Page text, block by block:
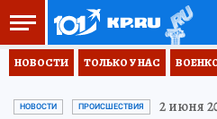
НОВОСТИ ТОЛЬКО У НАС
НОВОСТИ ПРОИСШЕСТВИЯ 2 июня